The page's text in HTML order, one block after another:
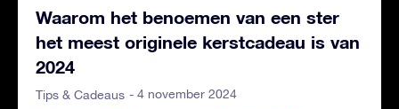
Waarom het benoemen van een ster
het meest originele kerstcadeau is van
2024
Tips & Cadeaus - 4 november 2024